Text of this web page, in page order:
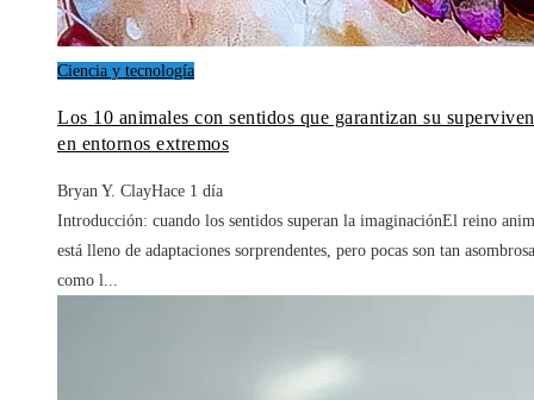
Ciencia y tecnología
Los 10 animales con sentidos que garantizan su
en entornos extremos
Bryan Y. ClayHace 1 día
Introducción: cuando los sentidos superan la imaginaciónEl reino
está lleno de adaptaciones sorprendentes, pero pocas son tan
como l...